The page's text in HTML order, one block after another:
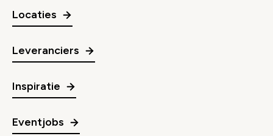
Locaties
Leveranciers
Inspiratie
Eventjobs